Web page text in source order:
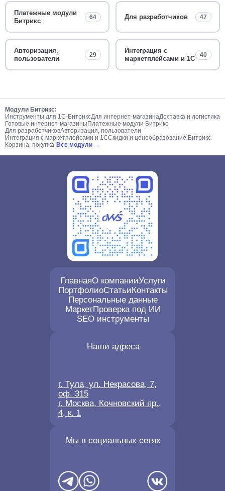
Платежные модули
Битрикс
64 Для разработчиков 47
Авторизация,
пользователи
29
Интеграция с
маркетплейсами и 1С
40
Модули Битрикс:
Инструменты для 1С-БитриксДля интернет-магазинаДоставка и логистика
Готовые интернет-магазины Платежные модули Битрикс
Для разработчиковАвторизация, пользователи
Интеграция с маркетплейсами и 1ССкидки и ценообразование Битрикс
Корзина, покупка Все модули →
ГлавнаяО компанииУслуги
ПортфолиоСтатьиКонтакты
Персональные данные
МаркетПроверка под ИИ
SEO инструменты
Мы в социальных сетях
Наши адреса
г. Тула, ул. Некрасова, 7,
оф. 315
г. Москва, Кочновский пр.,
4, к. 1